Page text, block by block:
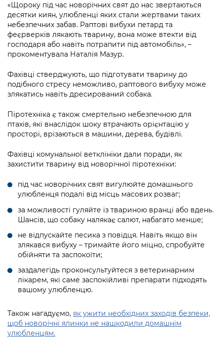
Підприємства, установи, організації
Kyiv International Relations
Річні звіти
Безбар'єрність
Портал Захисників та Захисниць
Безбар'єрність
Портал послуг
Міський застосунок Київ Цифровий
Важливе під час воєнного стану
Уряд» – місцевий рівень»
Важливе під час воєнного стану
Про відкриті дані
Портал даних Києва
Публічні дашборди
«Щороку під час новорічних свят до нас звертаються
десятки киян, улюбленці яких стали жертвами таких
небезпечних забав. Раптові вибухи петард та
феєрверків лякають тварину, вона може втекти від
господаря або навіть потрапити під автомобіль», –
прокоментувала Наталія Мазур.
Фахівці стверджують, що підготувати тварину до
подібного стресу неможливо, раптового вибуху може
злякатись навіть дресирований собака.
Піротехніка є також смертельно небезпечною для
птахів, які внаслідок шоку втрачають орієнтацію у
просторі, врізаються в машини, дерева, будівлі.
Фахівці комунальної ветклініки дали поради, як
захистити тварину від новорічної піротехніки:
під час новорічних свят вигулюйте домашнього
улюбленця подалі від місць масових розваг;
за можливості гуляйте із твариною вранці або вдень.
Шансів, що собаку налякає салют, набагато менше;
не відпускайте песика з повідця. Навіть якщо він
злякався вибуху – тримайте його міцно, спробуйте
обійняти та заспокоїти;
заздалегідь проконсультуйтеся з ветеринарним
лікарем, які саме заспокійливі препарати підходять
вашому улюбленцю.
Також нагадуємо, як ужити необхідних заходів безпеки,
щоб новорічні ялинки не нашкодили домашнім
улюбленцям.